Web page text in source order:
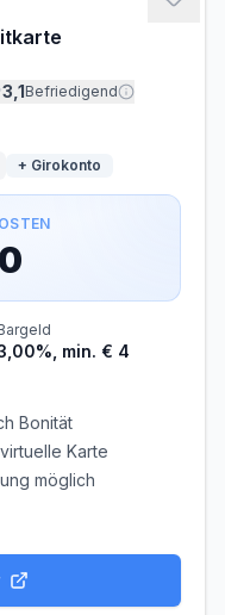
per SEPA-
3,1Befriedigend
+ Girokonto
min. € 4
Bonität
Karte
möglich